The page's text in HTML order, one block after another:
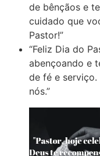
de bênçãos e
cuidado que
Pastor!”
“Feliz Dia do
abençoando e
de fé e
nós.”